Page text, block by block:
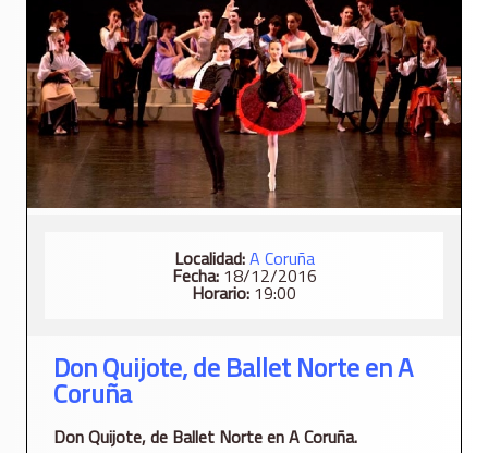
Localidad:A Coruña
Fecha:18/12/2016
Horario: 19:00
Don Quijote, de Ballet Norte en A
Coruña
Don Quijote, de Ballet Norte en A Coruña.